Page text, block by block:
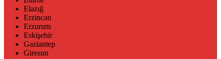
Elazığ
Erzincan
Erzurum
Eskişehir
Gaziantep
Giresun